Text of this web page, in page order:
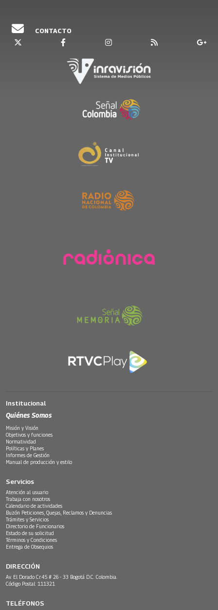
CONTACTO
Institucional
Quiénes Somos
Misión y Visión
Objetivos y funciones
Normatividad
Políticas y Planes
Informes de Gestión
Manual de producción y estilo
Servicios
Atención al usuario
Trabaja con nosotros
Calendario de actividades
Buzón Peticiones, Quejas, Reclamos y Denuncias
Trámites y Servicios
Directorio de Funcionarios
Estado de su solicitud
Términos y Condiciones
Entrega de Obsequios
DIRECCIÓN
Av. El Dorado Cr.45 # 26 - 33 Bogotá D.C. Colombia.
Código Postal: 111321
TELÉFONOS